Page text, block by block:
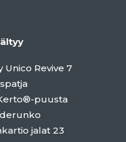
Unico Revive 7
puusta
jalat 23